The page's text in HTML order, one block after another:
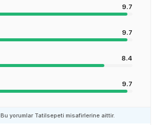
9.7
9.7
8.4
9.7
Bu yorumlar Tatilsepeti misafirlerine aittir.